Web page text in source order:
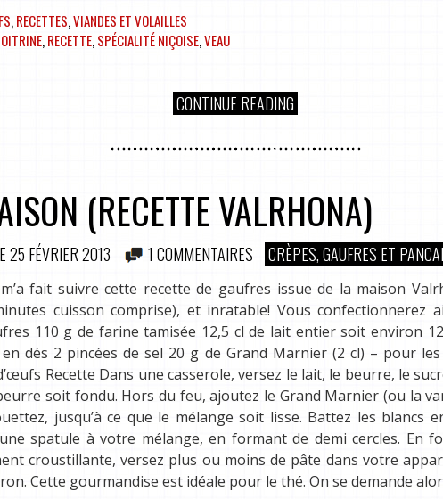
,RECETTES,VIANDES ET VOLAILLES
,RECETTE,SPÉCIALITÉ NIÇOISE,VEAU
CONTINUE READING
(RECETTE VALRHONA)
25 FÉVRIER 2013 1 COMMENTAIRES CRÈPES, GAUFRES ET
fait suivre cette recette de gaufres issue de la maison
cuisson comprise), et inratable! Vous confectionnerez
110 g de farine tamisée 12,5 cl de lait entier soit environ
dés 2 pincées de sel 20 g de Grand Marnier (2 cl) – pour
Recette Dans une casserole, versez le lait, le beurre, le
soit fondu. Hors du feu, ajoutez le Grand Marnier (ou la
jusqu’à ce que le mélange soit lisse. Battez les blancs
spatule à votre mélange, en formant de demi cercles. En
croustillante, versez plus ou moins de pâte dans votre
Cette gourmandise est idéale pour le thé. On se demande